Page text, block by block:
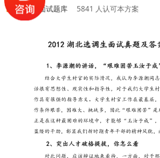
各岗位面试题库 5841 人认可本方案